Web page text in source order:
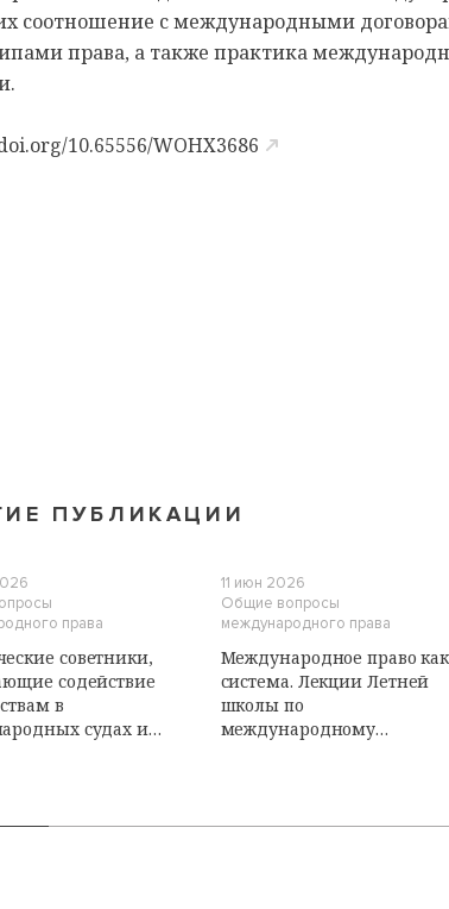
соотношение с международными
права, а также практика
10.65556/WOHX3686
ПУБЛИКАЦИИ
права
советники,
содействие
в
судах и
Лекции
по
11 июн 2026
Общие вопросы
международного права
Международное право как
система. Лекции Летней
школы по
международному